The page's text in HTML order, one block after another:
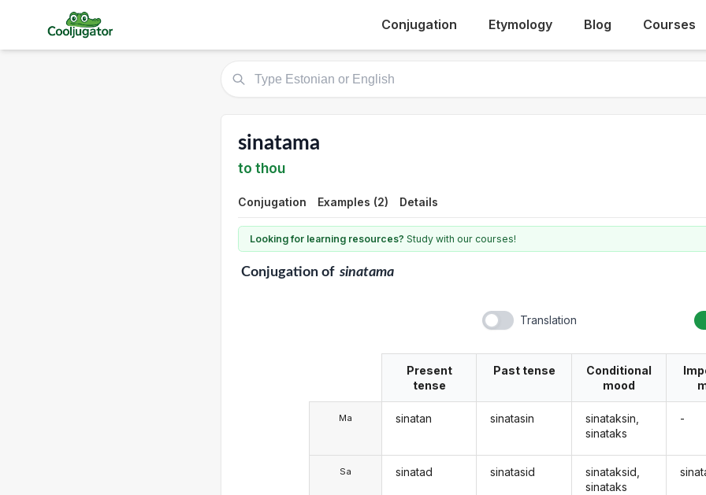
Conjugation Etymology Blog Courses
sinatama
to thou
Conjugation Examples (2) Details
Looking for learning resources? Study with our courses!
Conjugationof sinatama
Translation
Ma
Sa
Present
tense
sinatan
sinatad
Past tense
sinatasin
sinatasid
Conditional
mood
sinataksin,
sinataks
sinataksid,
sinataks
-